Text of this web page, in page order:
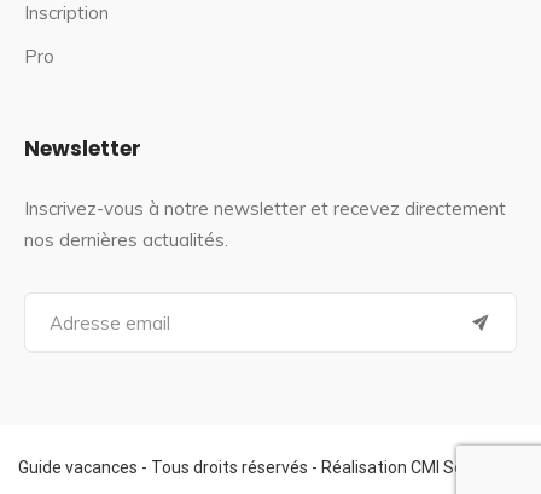
Inscription
Pro
Newsletter
Inscrivez-vous à notre newsletter et recevez directement
nos dernières actualités.
a
f
o
Guide vacances - Tous droits réservés - Réalisation CMI Services